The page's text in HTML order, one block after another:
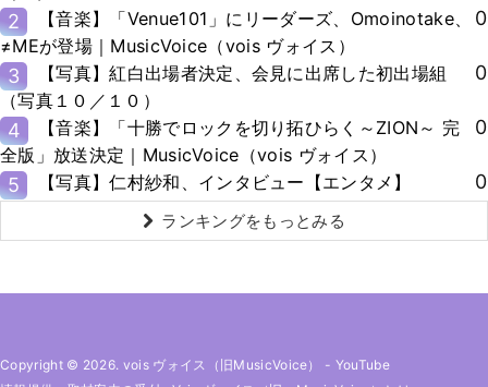
2
【音楽】「Venue101」にリーダーズ、Omoinotake、
≠MEが登場｜MusicVoice（vois ヴォイス）
0
3
【写真】紅白出場者決定、会見に出席した初出場組
（写真１０／１０）
0
4
【音楽】「十勝でロックを切り拓ひらく～ZION～ 完
全版」放送決定｜MusicVoice（vois ヴォイス）
0
5 【写真】仁村紗和、インタビュー【エンタメ】 0
ランキングをもっとみる
Copyright © 2026. vois ヴォイス（旧MusicVoice） - YouTube